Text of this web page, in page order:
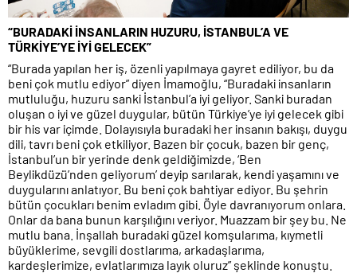
“BURADAKİ İNSANLARIN HUZURU, İSTANBUL’A VE
TÜRKİYE’YE İYİ GELECEK”
“Burada yapılan her iş, özenli yapılmaya gayret ediliyor, bu da
beni çok mutlu ediyor” diyen İmamoğlu, “Buradaki insanların
mutluluğu, huzuru sanki İstanbul’a iyi geliyor. Sanki buradan
oluşan o iyi ve güzel duygular, bütün Türkiye’ye iyi gelecek gibi
bir his var içimde. Dolayısıyla buradaki her insanın bakışı, duygu
dili, tavrı beni çok etkiliyor. Bazen bir çocuk, bazen bir genç,
İstanbul’un bir yerinde denk geldiğimizde, ‘Ben
Beylikdüzü’nden geliyorum’ deyip sarılarak, kendi yaşamını ve
duygularını anlatıyor. Bu beni çok bahtiyar ediyor. Bu şehrin
bütün çocukları benim evladım gibi. Öyle davranıyorum onlara.
Onlar da bana bunun karşılığını veriyor. Muazzam bir şey bu. Ne
mutlu bana. İnşallah buradaki güzel komşularıma, kıymetli
büyüklerime, sevgili dostlarıma, arkadaşlarıma,
kardeşlerimize, evlatlarımıza layık oluruz” şeklinde konuştu.